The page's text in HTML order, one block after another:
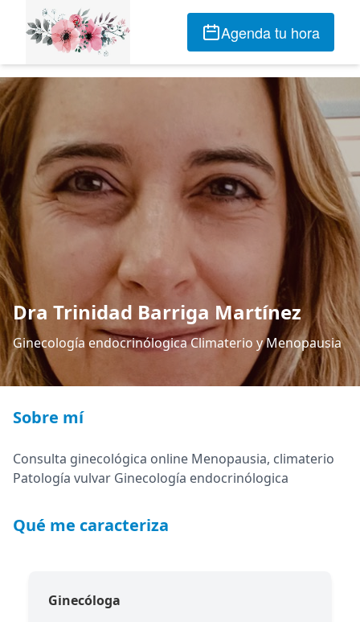
Agenda tu hora
Dra Trinidad Barriga Martínez
Ginecología endocrinólogica Climaterio y Menopausia
Sobre mí
Consulta ginecológica online Menopausia, climaterio
Patología vulvar Ginecología endocrinólogica
Qué me caracteriza
Ginecóloga